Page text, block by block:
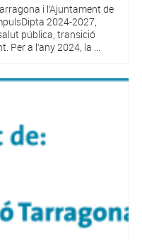
i l’Ajuntament de
2024-2027,
pública, transició
Per a l’any 2024, la ...